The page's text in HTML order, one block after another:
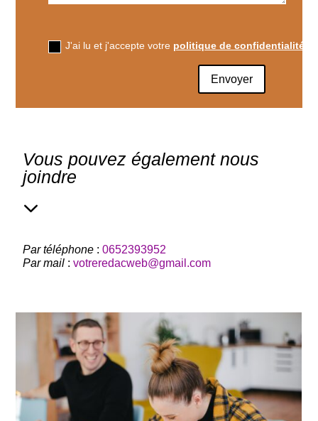
J'ai lu et j'accepte votre politique de confidentialité
Envoyer
Vous pouvez également nous
joindre
3
Par téléphone :0652393952
Par mail :votreredacweb@gmail.com